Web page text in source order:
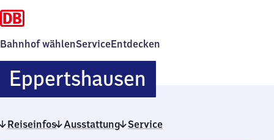
Bahnhof wählenServiceEntdecken
Eppertshausen
Reiseinfos Ausstattung Service